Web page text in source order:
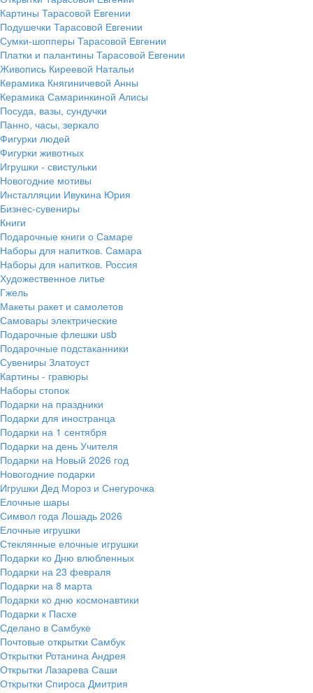
Картины Тарасовой Евгении
Подушечки Тарасовой Евгении
Сумки-шопперы Тарасовой Евгении
Платки и палантины Тарасовой Евгении
Живопись Киреевой Натальи
Керамика Княгиничевой Анны
Керамика Самаринкиной Алисы
Посуда, вазы, сундучки
Панно, часы, зеркало
Фигурки людей
Фигурки животных
Игрушки - свистульки
Новогодние мотивы
Инсталляции Ивукина Юрия
Бизнес-сувениры
Книги
Подарочные книги о Самаре
Наборы для напитков. Самара
Наборы для напитков. Россия
Художественное литье
Гжель
Макеты ракет и самолетов
Самовары электрические
Подарочные флешки usb
Подарочные подстаканники
Сувениры Златоуст
Картины - гравюры
Наборы стопок
Подарки на праздники
Подарки для иностранца
Подарки на 1 сентября
Подарки на день Учителя
Подарки на Новый 2026 год
Новогодние подарки
Игрушки Дед Мороз и Снегурочка
Елочные шары
Символ года Лошадь 2026
Елочные игрушки
Стеклянные елочные игрушки
Подарки ко Дню влюбленных
Подарки на 23 февраля
Подарки на 8 марта
Подарки ко дню космонавтики
Подарки к Пасхе
Сделано в Самбуке
Почтовые открытки Самбук
Открытки Ротанина Андрея
Открытки Лазарева Саши
Открытки Спироса Дмитрия